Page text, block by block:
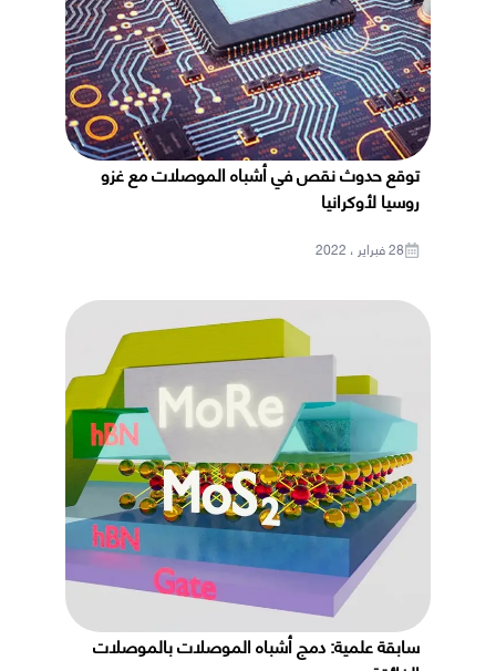
توقع حدوث نقص في أشباه الموصلات مع غزو
روسيا لأوكرانيا
28 فبراير ، 2022
سابقة علمية: دمج أشباه الموصلات بالموصلات